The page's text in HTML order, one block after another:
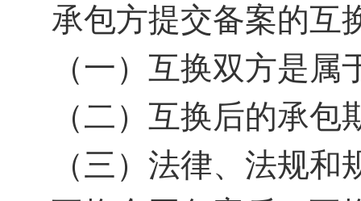
承包方提交备案的互
（一）互换双方是
（二）互换后的承
（三）法律、法规